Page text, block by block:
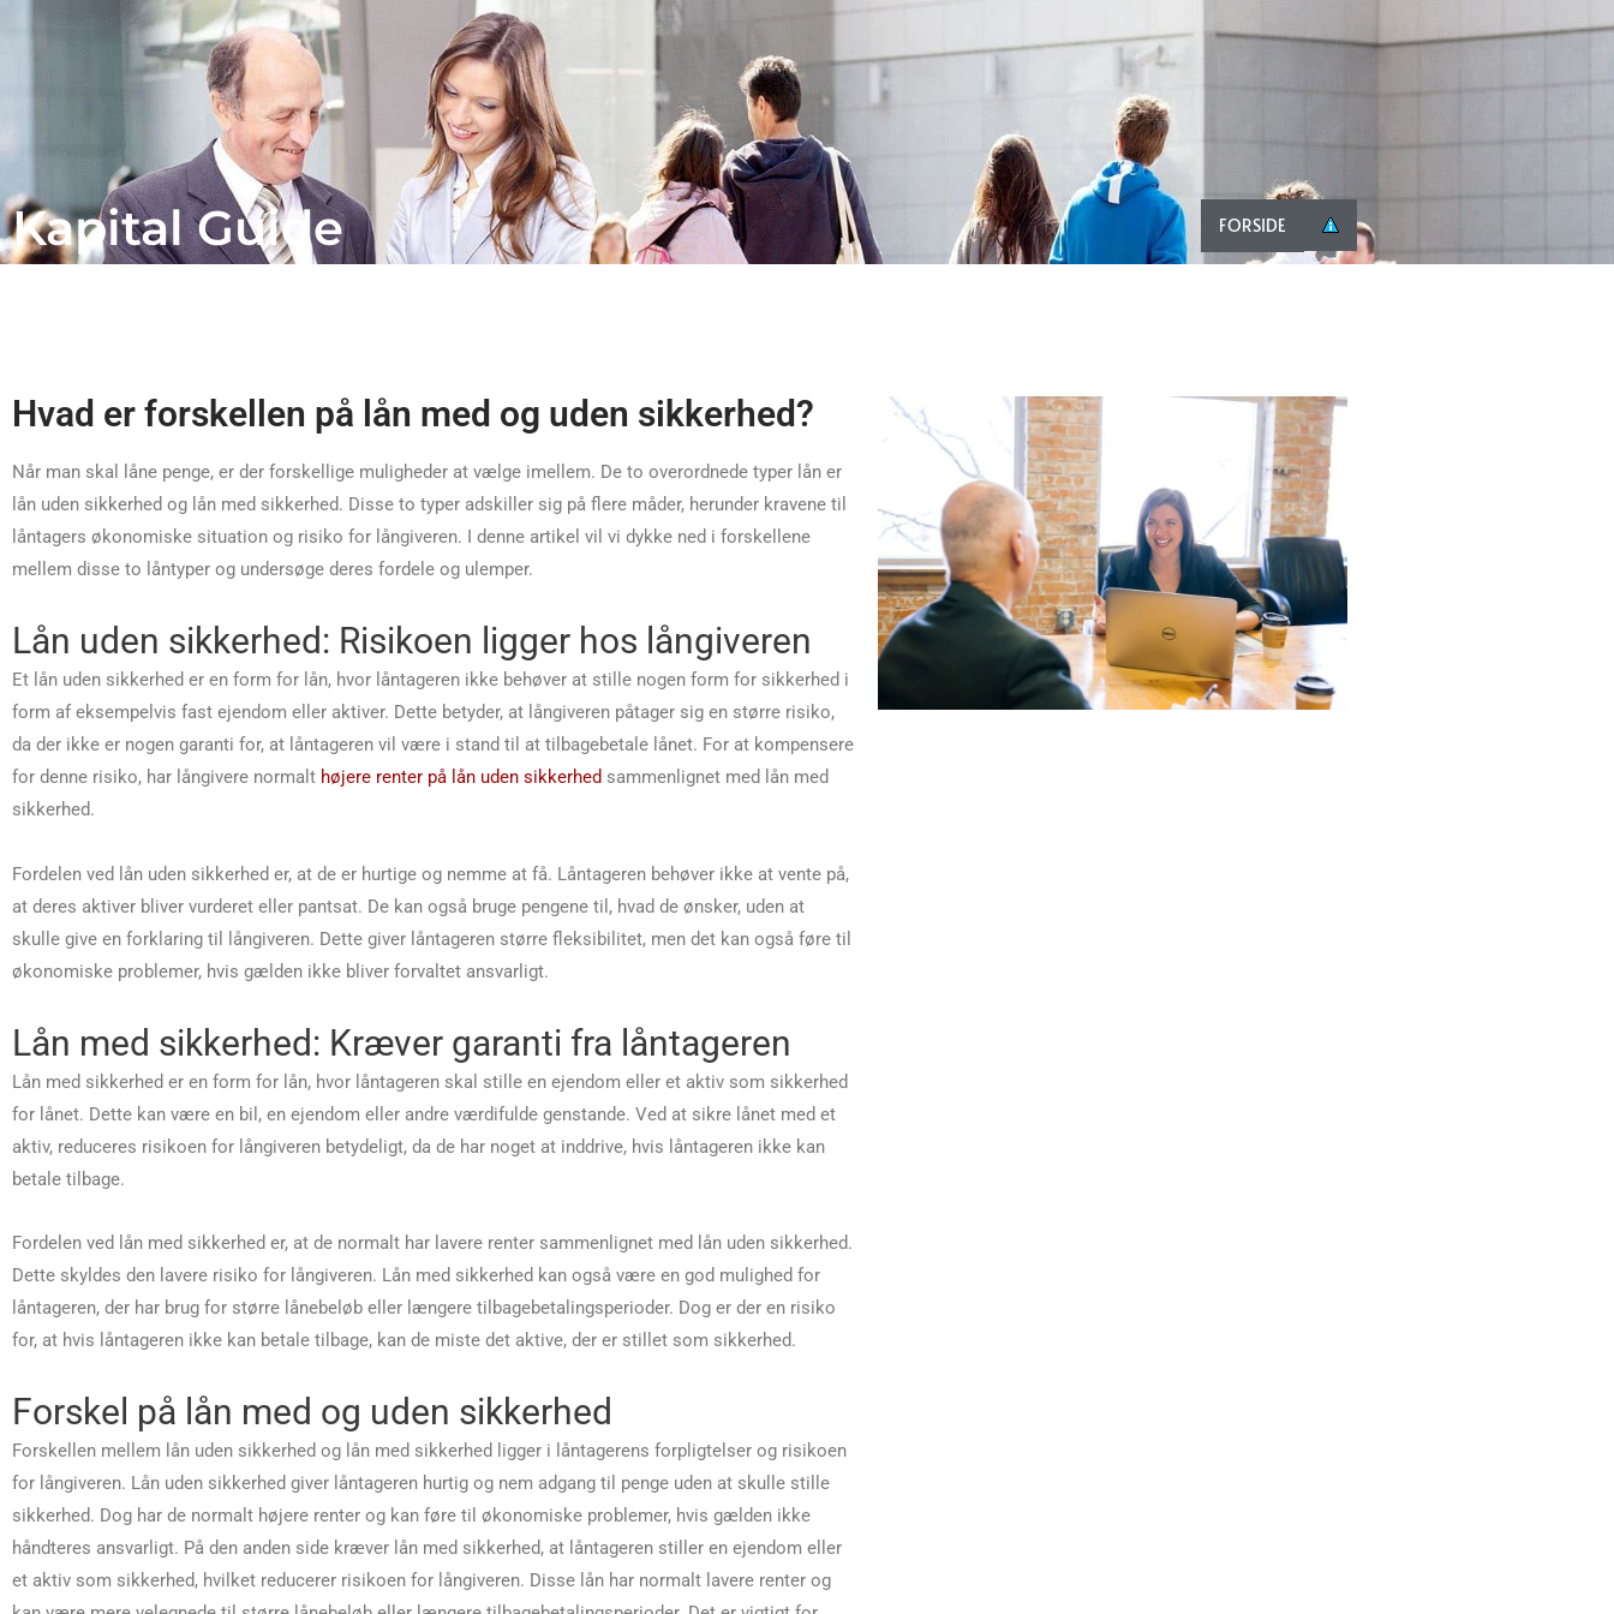
Kapital Guide FORSIDE
Hvad er forskellen på lån med og uden sikkerhed?
Når man skal låne penge, er der forskellige muligheder at vælge imellem. De to overordnede typer lån er
lån uden sikkerhed og lån med sikkerhed. Disse to typer adskiller sig på flere måder, herunder kravene til
låntagers økonomiske situation og risiko for långiveren. I denne artikel vil vi dykke ned i forskellene
mellem disse to låntyper og undersøge deres fordele og ulemper.
Lån uden sikkerhed: Risikoen ligger hos långiveren
Et lån uden sikkerhed er en form for lån, hvor låntageren ikke behøver at stille nogen form for sikkerhed i
form af eksempelvis fast ejendom eller aktiver. Dette betyder, at långiveren påtager sig en større risiko,
da der ikke er nogen garanti for, at låntageren vil være i stand til at tilbagebetale lånet. For at kompensere
for denne risiko, har långivere normalt højere renter på lån uden sikkerhed sammenlignet med lån med
sikkerhed.
Fordelen ved lån uden sikkerhed er, at de er hurtige og nemme at få. Låntageren behøver ikke at vente på,
at deres aktiver bliver vurderet eller pantsat. De kan også bruge pengene til, hvad de ønsker, uden at
skulle give en forklaring til långiveren. Dette giver låntageren større fleksibilitet, men det kan også føre til
økonomiske problemer, hvis gælden ikke bliver forvaltet ansvarligt.
Lån med sikkerhed: Kræver garanti fra låntageren
Lån med sikkerhed er en form for lån, hvor låntageren skal stille en ejendom eller et aktiv som sikkerhed
for lånet. Dette kan være en bil, en ejendom eller andre værdifulde genstande. Ved at sikre lånet med et
aktiv, reduceres risikoen for långiveren betydeligt, da de har noget at inddrive, hvis låntageren ikke kan
betale tilbage.
Fordelen ved lån med sikkerhed er, at de normalt har lavere renter sammenlignet med lån uden sikkerhed.
Dette skyldes den lavere risiko for långiveren. Lån med sikkerhed kan også være en god mulighed for
låntageren, der har brug for større lånebeløb eller længere tilbagebetalingsperioder. Dog er der en risiko
for, at hvis låntageren ikke kan betale tilbage, kan de miste det aktive, der er stillet som sikkerhed.
Forskel på lån med og uden sikkerhed
Forskellen mellem lån uden sikkerhed og lån med sikkerhed ligger i låntagerens forpligtelser og risikoen
for långiveren. Lån uden sikkerhed giver låntageren hurtig og nem adgang til penge uden at skulle stille
sikkerhed. Dog har de normalt højere renter og kan føre til økonomiske problemer, hvis gælden ikke
håndteres ansvarligt. På den anden side kræver lån med sikkerhed, at låntageren stiller en ejendom eller
et aktiv som sikkerhed, hvilket reducerer risikoen for långiveren. Disse lån har normalt lavere renter og